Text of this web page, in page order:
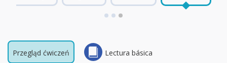
Przegląd ćwiczeń Lectura básica